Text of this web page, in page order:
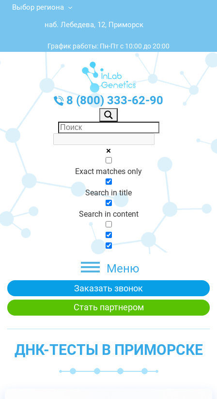
Выбор региона
наб. Лебедева, 12, Приморск
График работы: Пн-Пт с 10:00 до 20:00
8 (800) 333-62-90
Exact matches only
Search in title
Search in content
Меню
Заказать звонок
Стать партнером
ДНК-ТЕСТЫ В ПРИМОРСКЕ